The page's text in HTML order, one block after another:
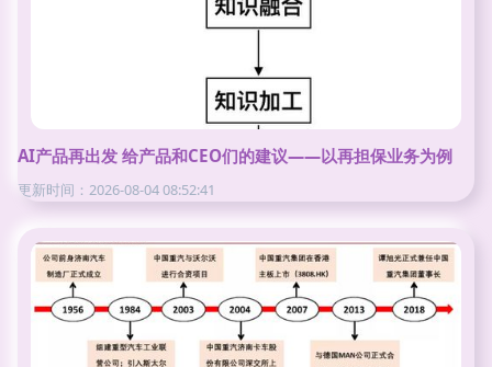
AI产品再出发 给产品和CEO们的建议——以再担保业务为例
更新时间：2026-08-04 08:52:41